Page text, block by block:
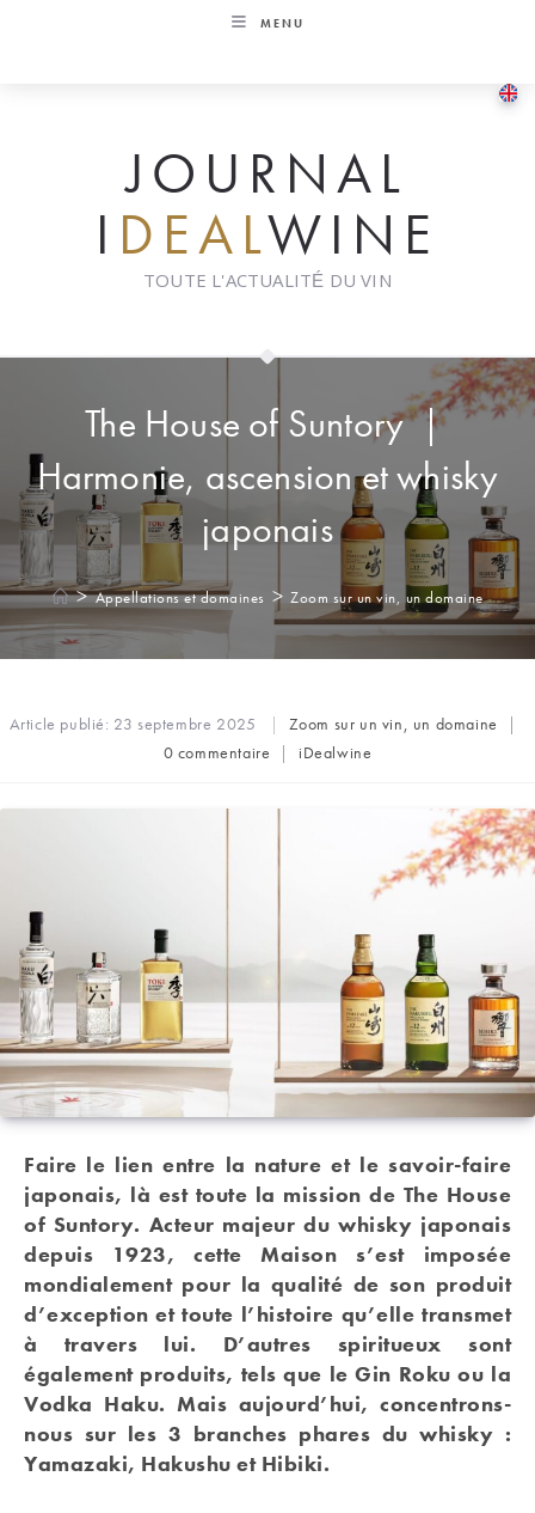
MENU
JOURNAL
I DEALWINE
TOUTE L'ACTUALITÉ DU VIN
The House of Suntory ｜
Harmonie, ascension et whisky
japonais
> Appellations et domaines > Zoom sur un vin, un domaine
Article publié: 23 septembre 2025
Post
category:
Zoom sur un vin, un domaine
Commentaires
0 commentaire
Auteur/autrice
iDealwine
Faire le lien entre la nature et le savoir-faire
japonais, là est toute la mission de The House
of Suntory. Acteur majeur du whisky japonais
depuis 1923, cette Maison s’est imposée
mondialement pour la qualité de son produit
d’exception et toute l’histoire qu’elle transmet
à travers lui. D’autres spiritueux sont
également produits, tels que le Gin Roku ou la
Vodka Haku. Mais aujourd’hui, concentrons-
nous sur les 3 branches phares du whisky :
Yamazaki, Hakushu et Hibiki.